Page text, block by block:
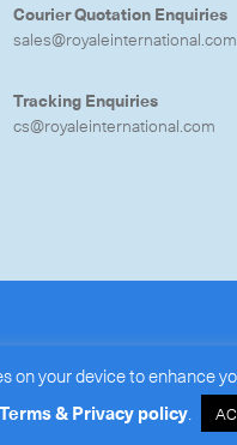
Courier Quotation Enquiries
sales@royaleinternational.com
Tracking Enquiries
cs@royaleinternational.com
your device to enhance
Terms & Privacy policy.